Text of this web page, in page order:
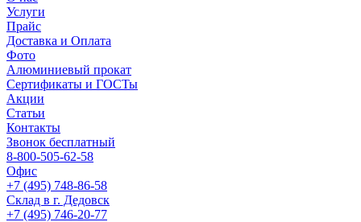
Услуги
Прайс
Доставка и Оплата
Фото
Алюминиевый прокат
Сертификаты и ГОСТы
Акции
Статьи
Контакты
Звонок бесплатный
8-800-505-62-58
Офис
+7 (495) 748-86-58
Склад в г. Дедовск
+7 (495) 746-20-77